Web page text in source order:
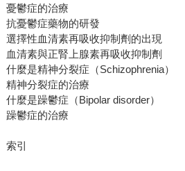
憂鬱症的治療
抗憂鬱症藥物的研發
選擇性血清素再吸收抑制劑的出現
血清素與正腎上腺素再吸收抑制劑
什麼是精神分裂症（Schizophrenia）
精神分裂症的治療
什麼是躁鬱症（Bipolar disorder）
躁鬱症的治療
索引